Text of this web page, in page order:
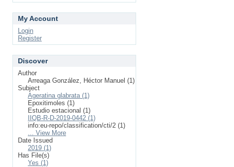
My Account
Login
Register
Discover
Author
Arreaga González, Héctor Manuel (1)
Subject
Ageratina glabrata (1)
Epoxitimoles (1)
Estudio estacional (1)
IIQB-R-D-2019-0442 (1)
info:eu-repo/classification/cti/2 (1)
... View More
Date Issued
2019 (1)
Has File(s)
Yes (1)